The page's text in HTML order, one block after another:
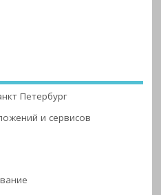
Петербург
и сервисов